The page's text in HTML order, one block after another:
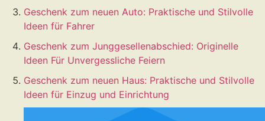
Geschenk zum neuen Auto: Praktische und Stilvolle
Ideen für Fahrer
Geschenk zum Junggesellenabschied: Originelle
Ideen Für Unvergessliche Feiern
Geschenk zum neuen Haus: Praktische und Stilvolle
Ideen für Einzug und Einrichtung